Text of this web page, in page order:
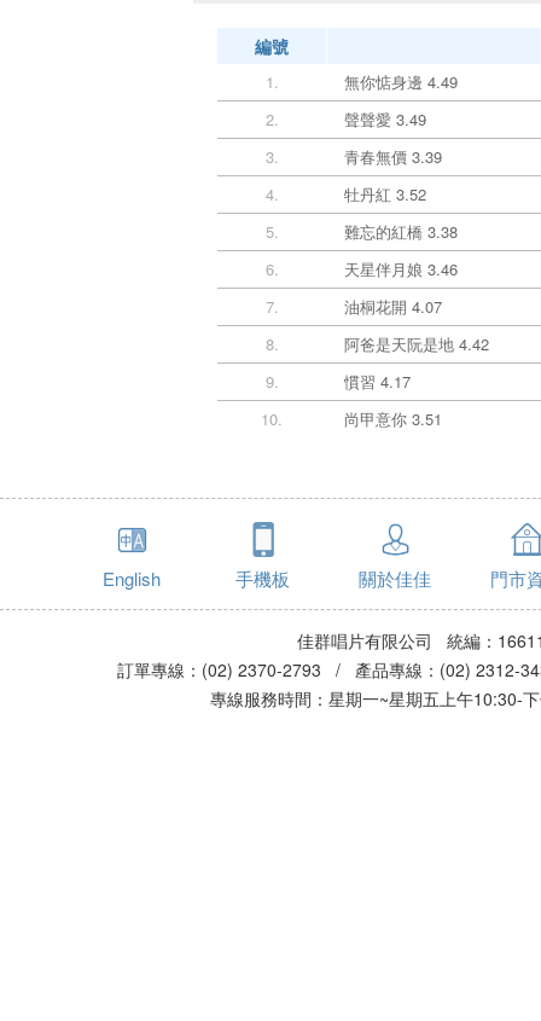
編號
1.
無你惦身邊 4.49
2.
聲聲愛 3.49
3.
青春無價 3.39
4.
牡丹紅 3.52
5.
難忘的紅橋 3.38
6.
天星伴月娘 3.46
7.
油桐花開 4.07
8.
阿爸是天阮是地 4.42
9.
慣習 4.17
10.
尚甲意你 3.51
English 手機板 關於佳佳 門市
佳群唱片有限公司 統編：
訂單專線：(02) 2370-2793 / 產品專線：(02)
專線服務時間：星期一~星期五上午10:30-